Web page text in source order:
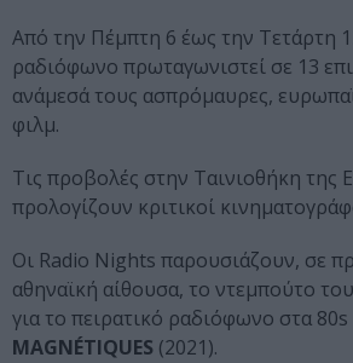
Από την Πέμπτη 6 έως την Τετάρτη
ραδιόφωνο πρωταγωνιστεί σε 13
ανάμεσά τους ασπρόμαυρες,
φιλμ.
Τις προβολές στην Ταινιοθήκη της
προλογίζουν κριτικοί
Οι Radio Nights παρουσιάζουν, σε
αθηναϊκή αίθουσα, το ντεμπούτο του
για το πειρατικό ραδιόφωνο στα 80s
MAGNÉTIQUES (2021).